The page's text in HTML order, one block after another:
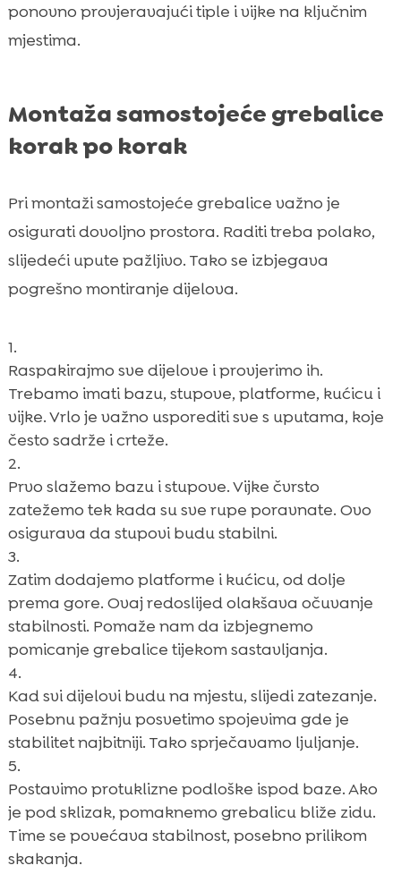
ponovno provjeravajući tiple i vijke na ključnim
mjestima.
Montaža samostojeće grebalice
korak po korak
Pri montaži samostojeće grebalice važno je
osigurati dovoljno prostora. Raditi treba polako,
slijedeći upute pažljivo. Tako se izbjegava
pogrešno montiranje dijelova.
Raspakirajmo sve dijelove i provjerimo ih.
Trebamo imati bazu, stupove, platforme, kućicu i
vijke. Vrlo je važno usporediti sve s uputama, koje
često sadrže i crteže.
Prvo slažemo bazu i stupove. Vijke čvrsto
zatežemo tek kada su sve rupe poravnate. Ovo
osigurava da stupovi budu stabilni.
Zatim dodajemo platforme i kućicu, od dolje
prema gore. Ovaj redoslijed olakšava očuvanje
stabilnosti. Pomaže nam da izbjegnemo
pomicanje grebalice tijekom sastavljanja.
Kad svi dijelovi budu na mjestu, slijedi zatezanje.
Posebnu pažnju posvetimo spojevima gde je
stabilitet najbitniji. Tako sprječavamo ljuljanje.
Postavimo protuklizne podloške ispod baze. Ako
je pod sklizak, pomaknemo grebalicu bliže zidu.
Time se povećava stabilnost, posebno prilikom
skakanja.